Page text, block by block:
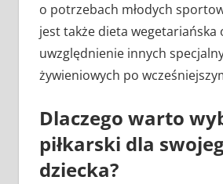
o potrzebach młodych
jest także dieta wegetariańska
uwzględnienie innych
żywieniowych po
Dlaczego warto
piłkarski dla
dziecka?